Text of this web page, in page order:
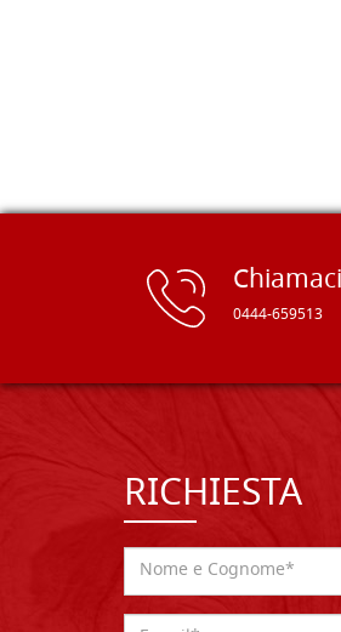
Chiamaci
0444-659513
RICHIESTA